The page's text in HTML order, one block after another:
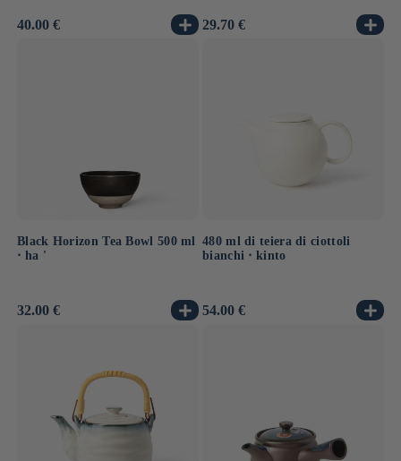
Prezzo
40.00 €
Prezzo
29.70 €
Black Horizon Tea Bowl 500 ml
⋅ ha '
Prezzo
32.00 €
480 ml di teiera di ciottoli
bianchi ⋅ kinto
Prezzo
54.00 €